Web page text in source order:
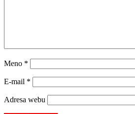
Meno *
E-mail *
Adresa webu